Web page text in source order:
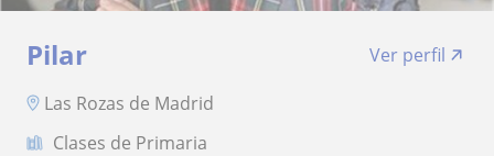
Pilar
Ver perfil
Las Rozas de Madrid
Clases de Primaria